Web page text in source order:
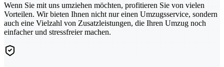
Wenn Sie mit uns umziehen möchten, profitieren Sie von vielen
Vorteilen. Wir bieten Ihnen nicht nur einen Umzugsservice, sondern
auch eine Vielzahl von Zusatzleistungen, die Ihren Umzug noch
einfacher und stressfreier machen.